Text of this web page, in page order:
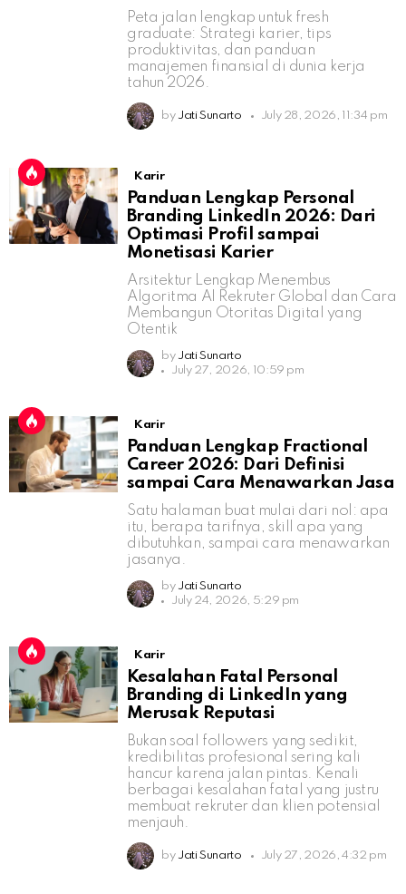
Peta jalan lengkap untuk fresh
graduate: Strategi karier, tips
produktivitas, dan panduan
manajemen finansial di dunia kerja
tahun 2026.
by Jati Sunarto July 28, 2026, 11:34 pm
Karir
Panduan Lengkap Personal
Branding LinkedIn 2026: Dari
Optimasi Profil sampai
Monetisasi Karier
Arsitektur Lengkap Menembus
Algoritma AI Rekruter Global dan Cara
Membangun Otoritas Digital yang
Otentik
by Jati Sunarto
July 27, 2026, 10:59 pm
Karir
Panduan Lengkap Fractional
Career 2026: Dari Definisi
sampai Cara Menawarkan Jasa
Satu halaman buat mulai dari nol: apa
itu, berapa tarifnya, skill apa yang
dibutuhkan, sampai cara menawarkan
jasanya.
by Jati Sunarto
July 24, 2026, 5:29 pm
Karir
Kesalahan Fatal Personal
Branding di LinkedIn yang
Merusak Reputasi
Bukan soal followers yang sedikit,
kredibilitas profesional sering kali
hancur karena jalan pintas. Kenali
berbagai kesalahan fatal yang justru
membuat rekruter dan klien potensial
menjauh.
by Jati Sunarto July 27, 2026, 4:32 pm